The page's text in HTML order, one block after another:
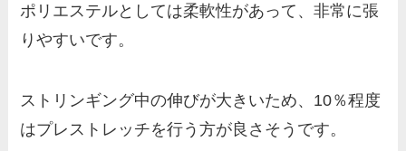
ポリエステルとしては柔軟性があって、非常に張
りやすいです。
ストリンギング中の伸びが大きいため、10％程度
はプレストレッチを行う方が良さそうです。